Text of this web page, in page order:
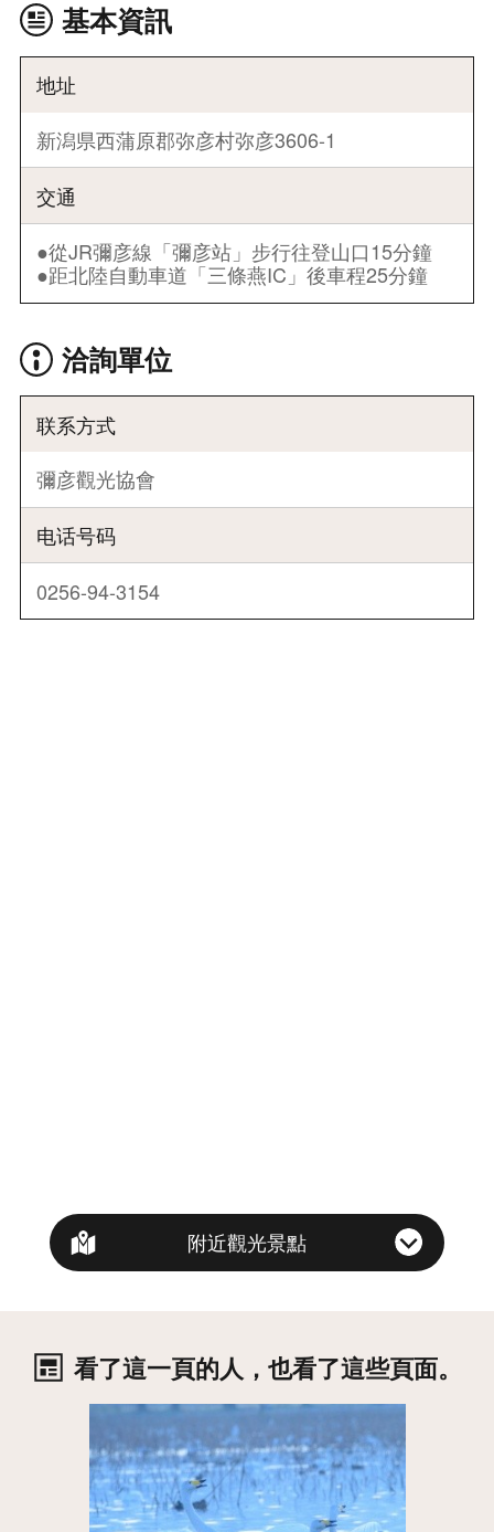
基本資訊
地址
新潟県西蒲原郡弥彦村弥彦3606-1
交通
●從JR彌彦線「彌彦站」步行往登山口15分鐘
●距北陸自動車道「三條燕IC」後車程25分鐘
洽詢單位
联系方式
彌彦觀光協會
电话号码
0256-94-3154
附近觀光景點
看了這一頁的人，也看了這些頁面。